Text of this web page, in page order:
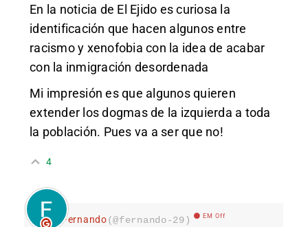
En la noticia de El Ejido es curiosa la
identificación que hacen algunos entre
racismo y xenofobia con la idea de acabar
con la inmigración desordenada
Mi impresión es que algunos quieren
extender los dogmas de la izquierda a toda
la población. Pues va a ser que no!
4
Fernando(@fernando-29) EM Off